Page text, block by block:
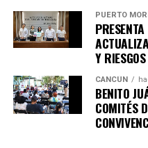
PUERTO
Y
CANCÚN
BENITO
COMITÉS